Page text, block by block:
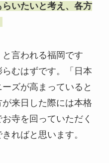
いたいと考え、各方
言われる福岡です
むはずです。「日本
ズが高まっていると
来日した際には本格
寺を回っていただく
ればと思います。